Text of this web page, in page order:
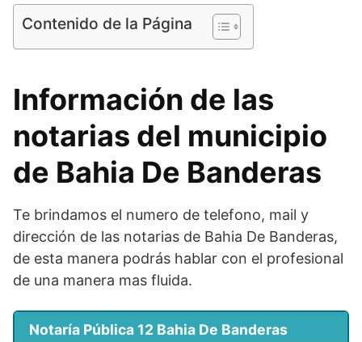
Contenido de la Página
Información de las
notarias del municipio
de Bahia De Banderas
Te brindamos el numero de telefono, mail y
dirección de las notarias de Bahia De Banderas,
de esta manera podrás hablar con el profesional
de una manera mas fluida.
Notaría Pública 12 Bahia De Banderas